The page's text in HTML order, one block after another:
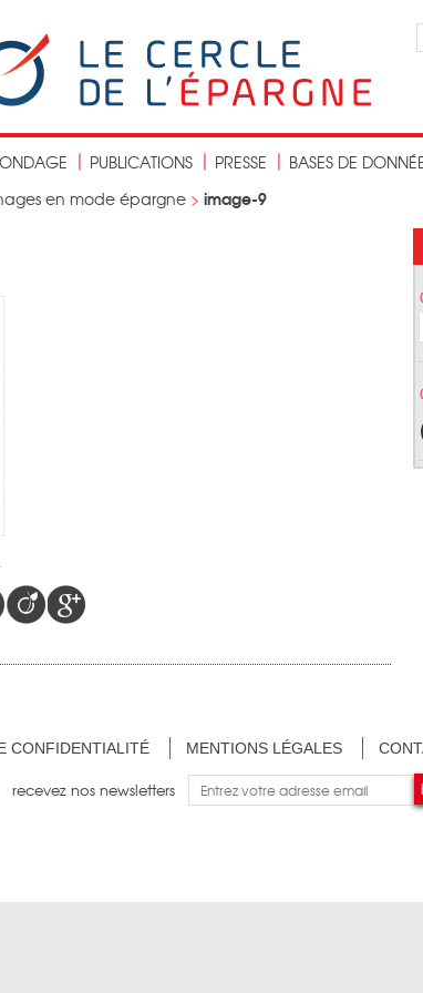
PUBLICATIONS PRESSE
BASES DE
en mode épargne > image-9
CONFIDENTIALITÉ MENTIONS LÉGALES
recevez nos newsletters